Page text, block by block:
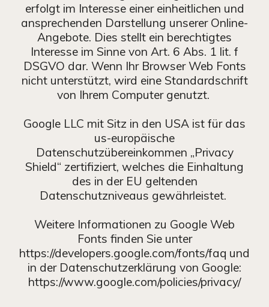
erfolgt im Interesse einer einheitlichen und
ansprechenden Darstellung unserer Online-
Angebote. Dies stellt ein berechtigtes
Interesse im Sinne von Art. 6 Abs. 1 lit. f
DSGVO dar. Wenn Ihr Browser Web Fonts
nicht unterstützt, wird eine Standardschrift
von Ihrem Computer genutzt.
Google LLC mit Sitz in den USA ist für das
us-europäische
Datenschutzübereinkommen „Privacy
Shield“ zertifiziert, welches die Einhaltung
des in der EU geltenden
Datenschutzniveaus gewährleistet.
Weitere Informationen zu Google Web
Fonts finden Sie unter
https://developers.google.com/fonts/faq und
in der Datenschutzerklärung von Google:
https://www.google.com/policies/privacy/